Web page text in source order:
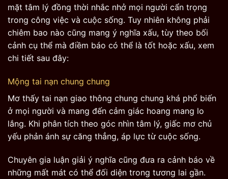
mặt tâm lý đồng thời nhắc nhở mọi người cẩn trọng
trong công việc và cuộc sống. Tuy nhiên không phải
chiêm bao nào cũng mang ý nghĩa xấu, tùy theo bối
cảnh cụ thể mà điềm báo có thể là tốt hoặc xấu, xem
chi tiết sau đây:
Mộng tai nạn chung chung
Mơ thấy tai nạn giao thông chung chung khá phổ biến
ở mọi người và mang đến cảm giác hoang mang lo
lắng. Khi phân tích theo góc nhìn tâm lý, giấc mơ chủ
yếu phản ánh sự căng thẳng, áp lực từ cuộc sống.
Chuyên gia luận giải ý nghĩa cũng đưa ra cảnh báo về
những mất mát có thể đối diện trong tương lai gần.